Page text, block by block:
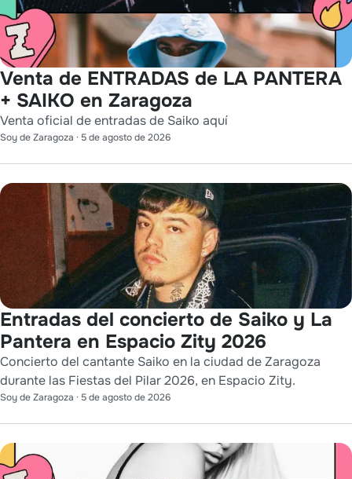
Venta de ENTRADAS de LA PANTERA
+ SAIKO en Zaragoza
Venta oficial de entradas de Saiko aquí
Soy de Zaragoza · 5 de agosto de 2026
Entradas del concierto de Saiko y La
Pantera en Espacio Zity 2026
Concierto del cantante Saiko en la ciudad de Zaragoza
durante las Fiestas del Pilar 2026, en Espacio Zity.
Soy de Zaragoza · 5 de agosto de 2026